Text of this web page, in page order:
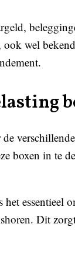
wel
boxen in te
Dit